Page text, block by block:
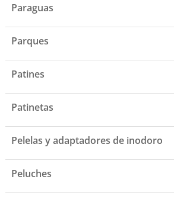
Paraguas
Parques
Patines
Patinetas
Pelelas y adaptadores de inodoro
Peluches